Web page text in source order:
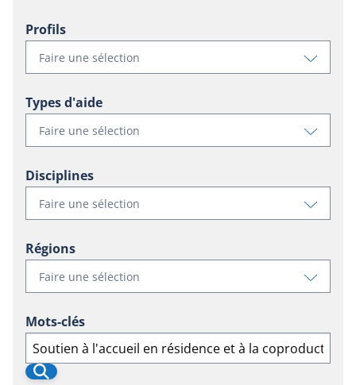
Profils
Faire une sélection
Voir
les
profile
Types d'aide
Faire une sélection
Voir
les
Disciplines
Faire une sélection
Voir
les
Régions
Faire une sélection
Voir
les
pour
regions
Mots-clés
Recherche
Recherche
Rechercher